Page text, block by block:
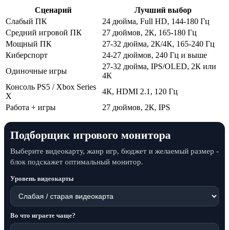
Сценарий
Лучший выбор
Слабый ПК
24 дюйма, Full HD, 144-180 Гц
Средний игровой ПК
27 дюймов, 2К, 165-180 Гц
Мощный ПК
27-32 дюйма, 2К/4К, 165-240 Гц
Киберспорт
24-27 дюймов, 240 Гц и выше
Одиночные игры
27-32 дюйма, IPS/OLED, 2К или
4К
Консоль PS5 / Xbox Series
X
4К, HDMI 2.1, 120 Гц
Работа + игры
27 дюймов, 2К, IPS
Подборщик игрового монитора
Выберите видеокарту, жанр игр, бюджет и желаемый размер -
блок подскажет оптимальный монитор.
Уровень видеокарты
Во что играете чаще?